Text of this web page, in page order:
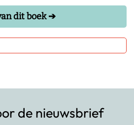
dit boek ➔
de nieuwsbrief